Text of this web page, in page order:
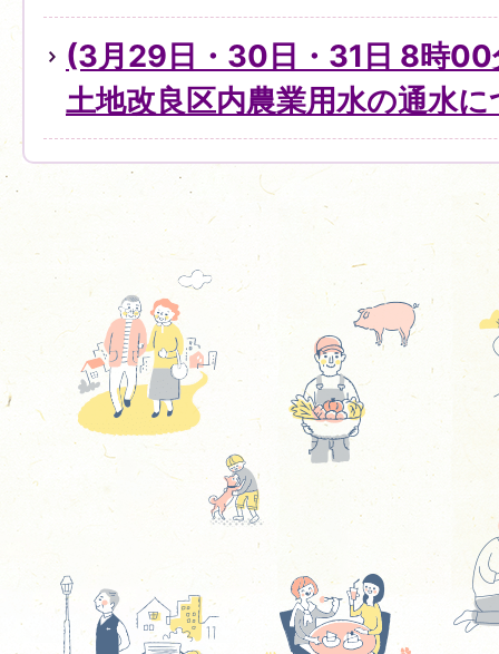
(3月29日・30日・31日 8時
土地改良区内農業用水の通水